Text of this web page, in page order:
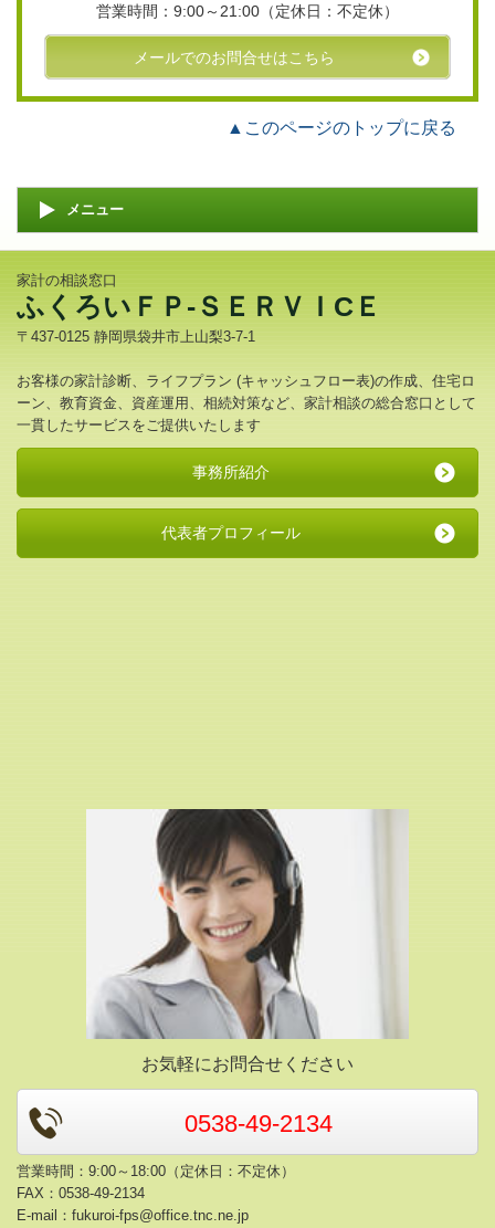
営業時間： 9:00～21:00（定休日： 不定休）
メールでのお問合せはこちら
▲このページのトップに戻る
メニュー
家計の相談窓口
ふくろいＦＰ-ＳＥＲＶＩCＥ
〒437-0125 静岡県袋井市上山梨3-7-1
お客様の家計診断、ライフプラン (キャッシュフロー表)の作成、住宅ロ
ーン、教育資金、資産運用、相続対策など、家計相談の総合窓口として
一貫したサービスをご提供いたします
事務所紹介
代表者プロフィール
お気軽にお問合せください
0538-49-2134
営業時間：9:00～18:00（定休日：不定休）
FAX：0538-49-2134
E-mail： fukuroi-fps@office.tnc.ne.jp